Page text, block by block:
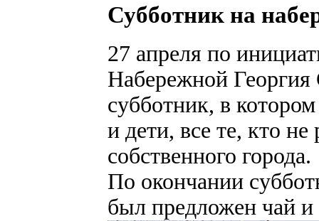
Субботник на
27 апреля по
Набережной
субботник, в
и дети, все те, кто
собственного города.
По окончании
был предложен чай и